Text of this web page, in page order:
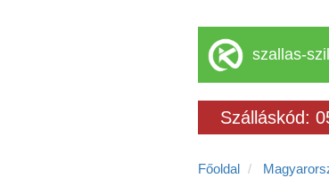
szallas-
Szálláskód:
Főoldal